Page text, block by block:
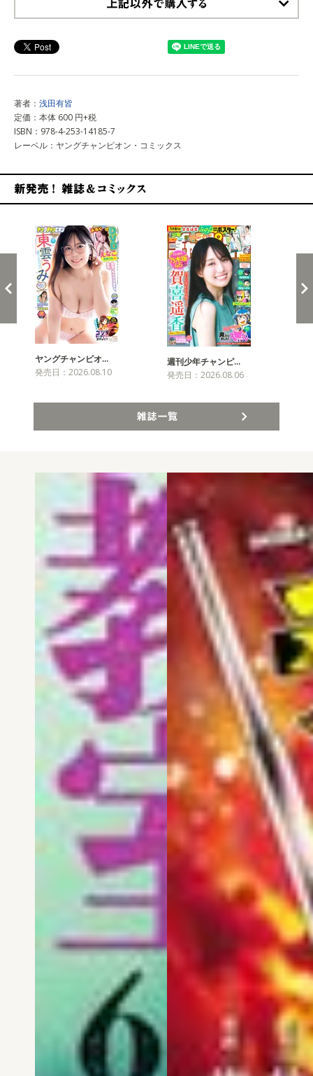
著者： 浅田有皆
定価：本体 600 円+税
ISBN：978-4-253-14185-7
レーベル：ヤングチャンピオン・コミックス
ヤングチャンピオ…
発売日：2026.08.10
週刊少年チャンピ…
発売日：2026.08.06